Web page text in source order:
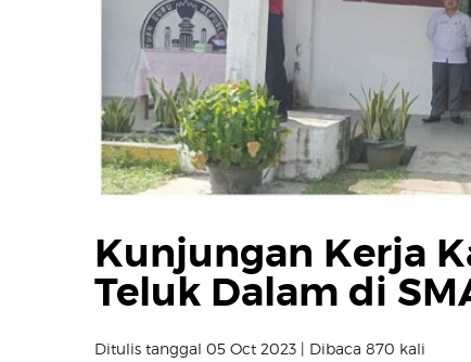
Kunjungan Kerja
Teluk Dalam di
Ditulis tanggal 05 Oct 2023 | Dibaca 870 kali